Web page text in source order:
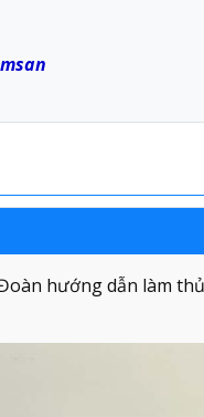
hướng dẫn làm